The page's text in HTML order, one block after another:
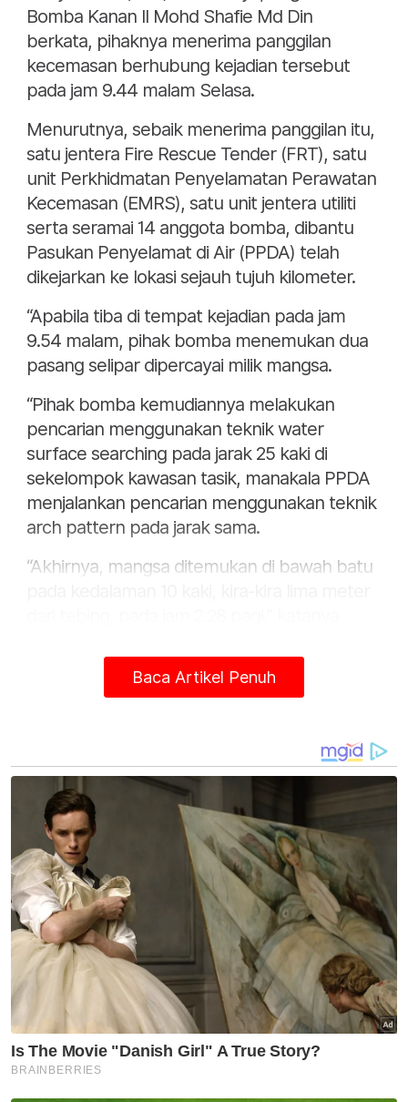
Bomba Kanan II Mohd Shafie Md Din
berkata, pihaknya menerima panggilan
kecemasan berhubung kejadian tersebut
pada jam 9.44 malam Selasa.
Menurutnya, sebaik menerima panggilan itu,
satu jentera Fire Rescue Tender (FRT), satu
unit Perkhidmatan Penyelamatan Perawatan
Kecemasan (EMRS), satu unit jentera utiliti
serta seramai 14 anggota bomba, dibantu
Pasukan Penyelamat di Air (PPDA) telah
dikejarkan ke lokasi sejauh tujuh kilometer.
“Apabila tiba di tempat kejadian pada jam
9.54 malam, pihak bomba menemukan dua
pasang selipar dipercayai milik mangsa.
“Pihak bomba kemudiannya melakukan
pencarian menggunakan teknik water
surface searching pada jarak 25 kaki di
sekelompok kawasan tasik, manakala PPDA
menjalankan pencarian menggunakan teknik
arch pattern pada jarak sama.
“Akhirnya, mangsa ditemukan di bawah batu
Mohd Shafie berkata, kedua-dua mangsa
dikenali sebagai Muhammad Rayyan Iskandar
Khalish Rayqarl Hasimudi, 10, disahkan
meninggal dunia dan mayat diserahkan
kepada pihak polis untuk tindakan lanjut.
“Operasi mencari dan menyelamat
ditamatkan pada jam 3.05 pagi,” katanya.
Artikel Berkaitan:
'Saya mimpi adik minta maaf' - Kakak mangsa lemas
di Tasik Menawan
Wanita warga emas strok, dua kanak-kanak
diselamatkan dalam banjir
Mangsa cilik diserang kejam, kulit kepala disiat dua
kanak-kanak
Baca Artikel Penuh